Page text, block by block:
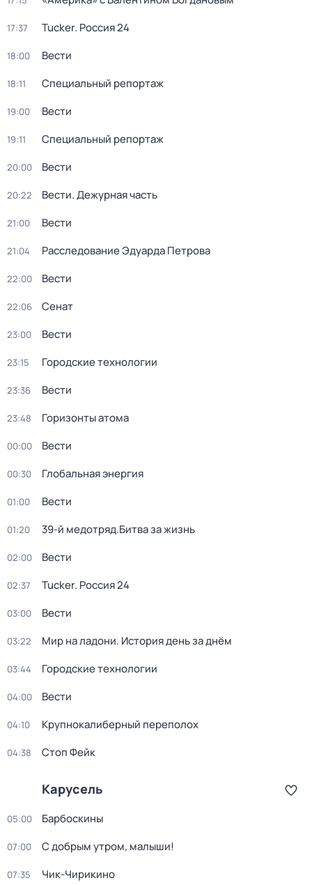
17:37 Tucker. Россия 24
18:00 Вести
18:11 Специальный репортаж
19:00 Вести
19:11 Специальный репортаж
20:00 Вести
20:22 Вести. Дежурная часть
21:00 Вести
21:04 Расследование Эдуарда Петрова
22:00 Вести
22:06 Сенат
23:00 Вести
23:15 Городские технологии
23:36 Вести
23:48 Горизонты атома
00:00 Вести
00:30 Глобальная энергия
01:00 Вести
01:20 39-й медотряд.Битва за жизнь
02:00 Вести
02:37 Tucker. Россия 24
03:00 Вести
03:22 Мир на ладони. История день за днём
03:44 Городские технологии
04:00 Вести
04:10 Крупнокалиберный переполох
04:38 Стоп Фейк
Карусель
05:00 Барбоскины
07:00 С добрым утром, малыши!
07:35 Чик-Чирикино